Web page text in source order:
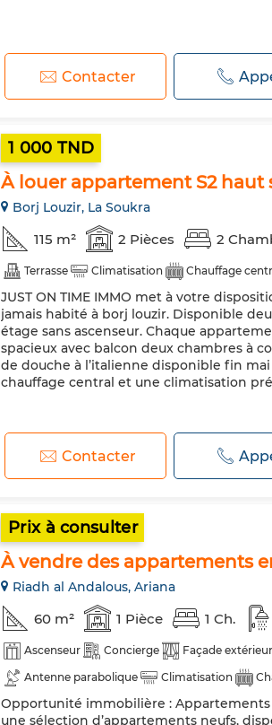
Contacter
1 000 TND
À louer appartement S2
Borj Louzir, La Soukra
115 m² 2 Pièces 2
Terrasse Climatisation Chauffage
JUST ON TIME IMMO met à votre
jamais habité à borj louzir. Disponible
étage sans ascenseur. Chaque
spacieux avec balcon deux chambres à
de douche à l’italienne disponible fin
chauffage central et une climatisation
Contacter
Prix à consulter
À vendre des appartements
Riadh al Andalous, Ariana
60 m² 1 Pièce 1 Ch.
Ascenseur Concierge Façade
Antenne parabolique
Climatisation
Double vitrage
Porte blindée Cuisine
Opportunité immobilière : Appartements
une sélection d’appartements neufs,